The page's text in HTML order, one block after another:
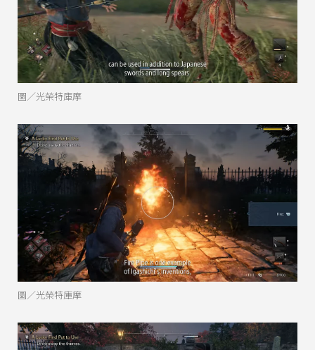
圖／光榮特庫摩
圖／光榮特庫摩